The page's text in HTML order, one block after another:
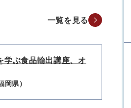
一覧を見る
学ぶ食品輸出講座、オ
岡県）